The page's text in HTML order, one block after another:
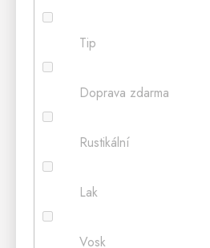
Tip
Doprava zdarma
Rustikální
Lak
Vosk